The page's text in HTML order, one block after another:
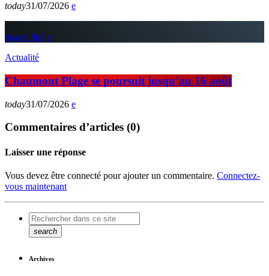
today31/07/2026
insert_link
Actualité
Chaumont Plage se poursuit jusqu’au 16 août
today31/07/2026
Commentaires d’articles (0)
Laisser une réponse
Vous devez être connecté pour ajouter un commentaire. Connectez-
vous maintenant
search
Archives